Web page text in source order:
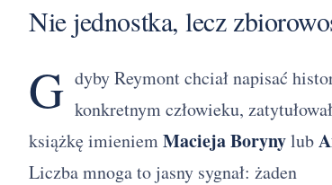
Nie jednostka, lecz
G dyby Reymont chciał napisać
konkretnym człowieku,
książkę imieniemMacieja Borynylub
Liczba mnoga to jasny sygnał: żaden